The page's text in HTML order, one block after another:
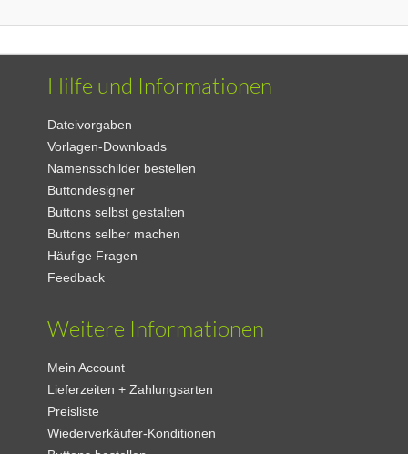
Hilfe und Informationen
Dateivorgaben
Vorlagen-Downloads
Namensschilder bestellen
Buttondesigner
Buttons selbst gestalten
Buttons selber machen
Häufige Fragen
Feedback
Weitere Informationen
Mein Account
Lieferzeiten + Zahlungsarten
Preisliste
Wiederverkäufer-Konditionen